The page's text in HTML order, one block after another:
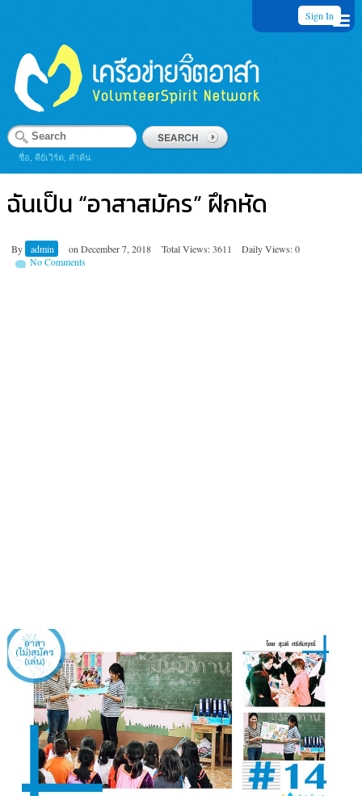
Sign In
ชื่อ, คีย์เวิร์ด, คำค้น
ฉันเป็น “อาสาสมัคร” ฝึกหัด
By admin on December 7, 2018 Total Views: 3611
Daily Views: 0
No Comments